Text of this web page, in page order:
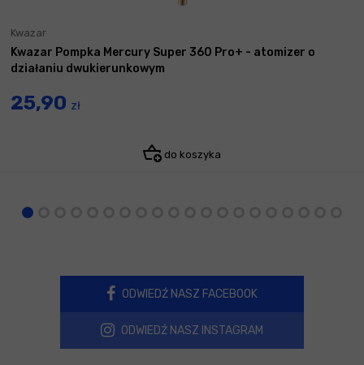
Kwazar
Kwazar Pompka Mercury Super 360 Pro+ - atomizer o
działaniu dwukierunkowym
25,90 zł
do koszyka
ODWIEDŹ NASZ FACEBOOK
ODWIEDŹ NASZ INSTAGRAM